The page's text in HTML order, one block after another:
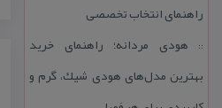
راهنمای انتخاب تخصصی
:: هودی مردانه؛ راهنمای خرید
بهترین مدل‌های هودی شیك، گرم و